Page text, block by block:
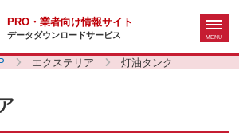
PRO・業者向け情報サイト
データダウンロードサービス
エクステリア 灯油タンク